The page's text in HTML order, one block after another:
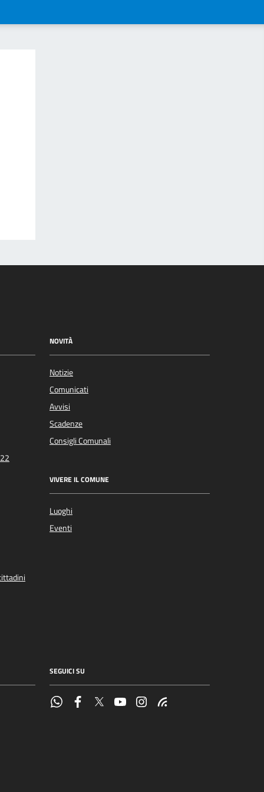
NOVITÀ
Notizie
Comunicati
Avvisi
Scadenze
Consigli Comunali
VIVERE IL COMUNE
Luoghi
Eventi
SEGUICI SU